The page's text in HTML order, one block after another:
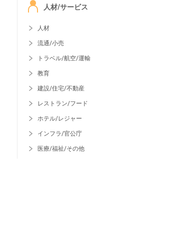
人材/サービス
人材
流通/小売
トラベル/航空/運輸
教育
建設/住宅/不動産
レストラン/フード
ホテル/レジャー
インフラ/官公庁
医療/福祉/その他